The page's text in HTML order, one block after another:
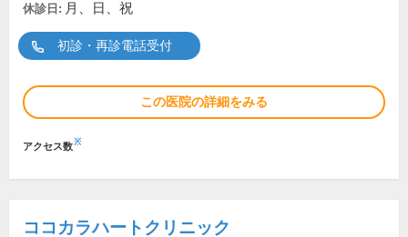
休診日: 月、日、祝
初診・再診電話受付
この医院の詳細をみる
アクセス数※
ココカラハートクリニック